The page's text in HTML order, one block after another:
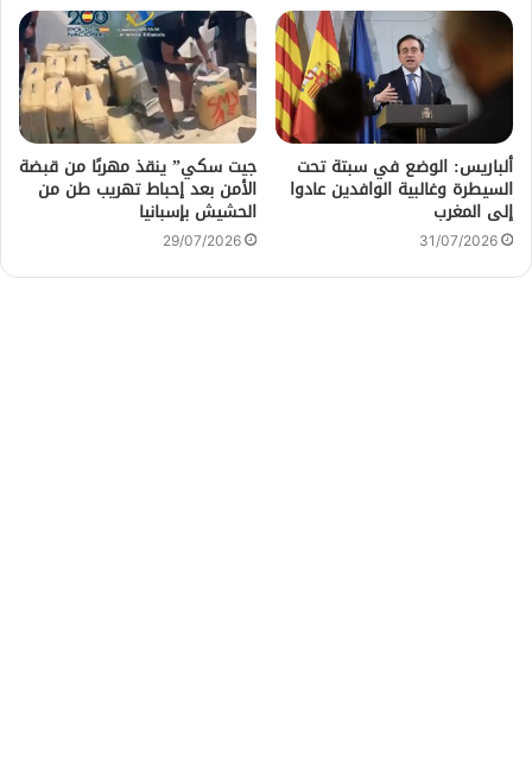
ألباريس: الوضع في سبتة تحت
السيطرة وغالبية الوافدين عادوا
إلى المغرب
31/07/2026
جيت سكي” ينقذ مهربًا من قبضة
الأمن بعد إحباط تهريب طن من
الحشيش بإسبانيا
29/07/2026